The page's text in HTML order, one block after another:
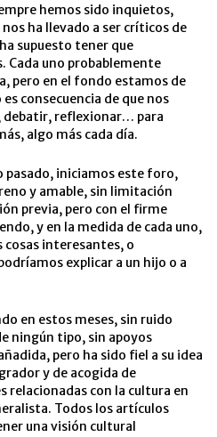
hemos sido inquietos,
ha llevado a ser críticos de
supuesto tener que
Cada uno probablemente
pero en el fondo estamos de
consecuencia de que nos
debatir, reflexionar… para
algo más cada día.
iniciamos este foro,
y amable, sin limitación
previa, pero con el firme
y en la medida de cada uno,
interesantes, o
explicar a un hijo o a
en estos meses, sin ruido
ningún tipo, sin apoyos
pero ha sido fiel a su idea
y de acogida de
relacionadas con la cultura en
Todos los artículos
una visión cultural